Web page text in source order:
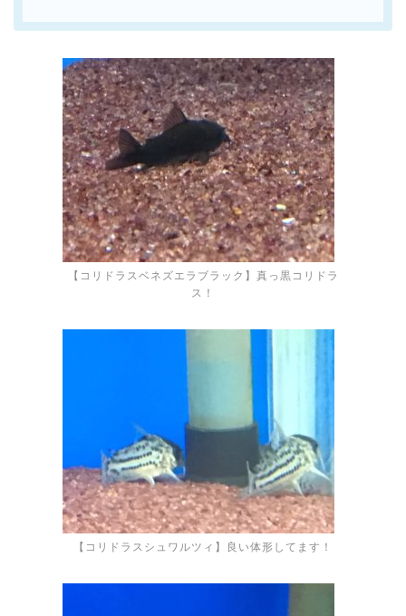
【コリドラスベネズエラブラック】真っ黒コリドラ
ス！
【コリドラスシュワルツィ】良い体形してます！